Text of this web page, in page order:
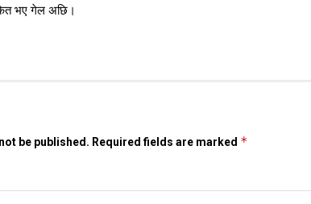
भए गेल अछि।
be published. Required fields are marked *